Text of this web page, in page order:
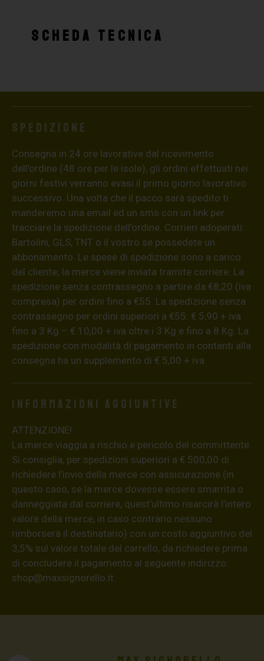
SCHEDA TECNICA
Spedizione
Consegna in 24 ore lavorative dal ricevimento
dell’ordine (48 ore per le isole), gli ordini effettuati nei
giorni festivi verranno evasi il primo giorno lavorativo
successivo. Una volta che il pacco sarà spedito ti
manderemo una email ed un sms con un link per
tracciare la spedizione dell’ordine. Corrieri adoperati:
Bartolini, GLS, TNT o il vostro se possedete un
abbonamento. Le spese di spedizione sono a carico
del cliente; la merce viene inviata tramite corriere. La
spedizione senza contrassegno a partire da €8,20 (iva
compresa) per ordini fino a €55. La spedizione senza
contrassegno per ordini superiori a €55: € 5,90 + iva
fino a 3 Kg – € 10,00 + iva oltre i 3 Kg e fino a 8 Kg. La
spedizione con modalità di pagamento in contanti alla
consegna ha un supplemento di € 5,00 + iva.
Informazioni aggiuntive
ATTENZIONE!
La merce viaggia a rischio e pericolo del committente.
Si consiglia, per spedizioni superiori a € 500,00 di
richiedere l’invio della merce con assicurazione (in
questo caso, se la merce dovesse essere smarrita o
danneggiata dal corriere, quest’ultimo risarcirà l’intero
valore della merce, in caso contrario nessuno
rimborserà il destinatario) con un costo aggiuntivo del
3,5% sul valore totale del carrello, da richiedere prima
di concludere il pagamento al seguente indirizzo:
shop@maxsignorello.it